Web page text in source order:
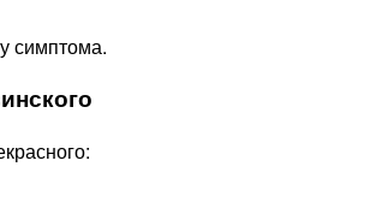
симптома.